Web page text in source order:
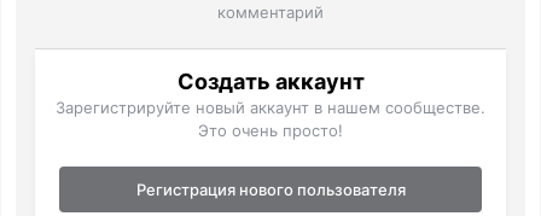
комментарий
Создать аккаунт
Зарегистрируйте новый аккаунт в нашем сообществе.
Это очень просто!
Регистрация нового пользователя